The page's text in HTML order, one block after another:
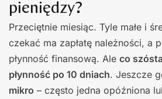
pieniędzy?
Przeciętnie miesiąc. Tyle małe i
czekać ma zapłatę należności, a
płynność finansową. Ale co
płynność po 10 dniach. Jeszcze
mikro – często jedna opóźniona